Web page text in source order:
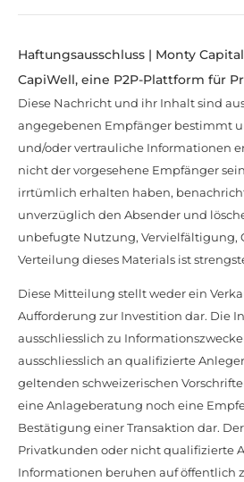
Haftungsausschluss | Monty
CapiWell, eine P2P-Plattform für
Diese Nachricht und ihr Inhalt sind
angegebenen Empfänger bestimmt
und/oder vertrauliche Informationen
nicht der vorgesehene Empfänger
irrtümlich erhalten haben,
unverzüglich den Absender und
unbefugte Nutzung, Vervielfältigung,
Verteilung dieses Materials ist
Diese Mitteilung stellt weder ein
Aufforderung zur Investition dar. Die
ausschliesslich zu
ausschliesslich an qualifizierte
geltenden schweizerischen
eine Anlageberatung noch eine
Bestätigung einer Transaktion dar.
Privatkunden oder nicht qualifizierte
Informationen beruhen auf öffentlich